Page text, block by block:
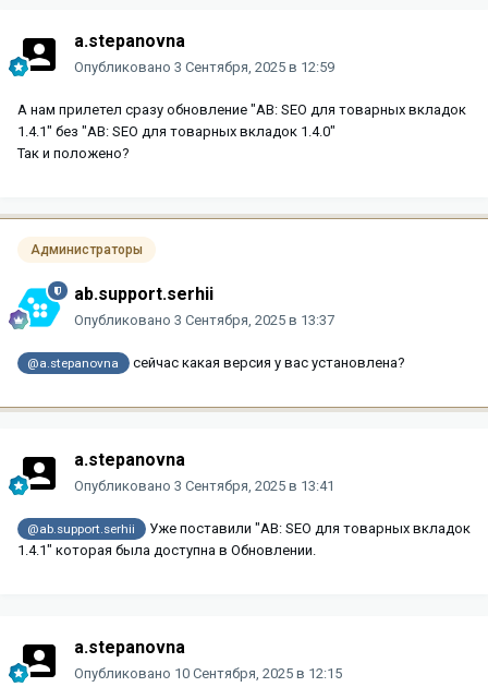
a.stepanovna
Опубликовано 3 Сентября, 2025 в 12:59
А нам прилетел сразу обновление "AB: SEO для товарных вкладок
1.4.1" без "AB: SEO для товарных вкладок 1.4.0"
Так и положено?
Администраторы
ab.support.serhii
Опубликовано 3 Сентября, 2025 в 13:37
@a.stepanovna сейчас какая версия у вас установлена?
a.stepanovna
Опубликовано 3 Сентября, 2025 в 13:41
@ab.support.serhii
Уже поставили "AB: SEO для товарных вкладок
1.4.1" которая была доступна в Обновлении.
a.stepanovna
Опубликовано 10 Сентября, 2025 в 12:15